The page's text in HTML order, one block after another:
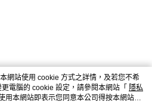
網站使用 cookie 方式之詳情，及若您不希
電腦的 cookie 設定，請參閱本網站「 隱私
用本網站即表示您同意本公司得按本網站使